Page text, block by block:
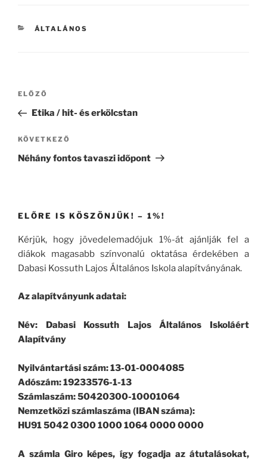
KATEGÓRIÁK
ÁLTALÁNOS
Bejegyzés
Korábbi
bejegyzés
ELŐZŐ
Etika / hit- és erkölcstan
Következő
bejegyzés
KÖVETKEZŐ
Néhány fontos tavaszi időpont
ELŐRE IS KÖSZÖNJÜK! – 1%!
Kérjük, hogy jövedelemadójuk 1%-át ajánlják fel a
diákok magasabb színvonalú oktatása érdekében a
Dabasi Kossuth Lajos Általános Iskola alapítványának.
Az alapítványunk adatai:
Név: Dabasi Kossuth Lajos Általános Iskoláért
Alapítvány
Nyilvántartási szám: 13-01-0004085
Adószám: 19233576-1-13
Számlaszám: 50420300-10001064
Nemzetközi számlaszáma (IBAN száma):
HU91 5042 0300 1000 1064 0000 0000
A számla Giro képes, így fogadja az átutalásokat,